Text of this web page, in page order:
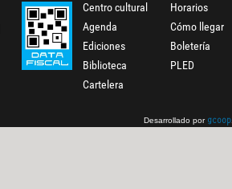
Centro cultural
Agenda
Ediciones
Biblioteca
Cartelera
Horarios
Cómo llegar
Boletería
PLED
Desarrollado por gcoop